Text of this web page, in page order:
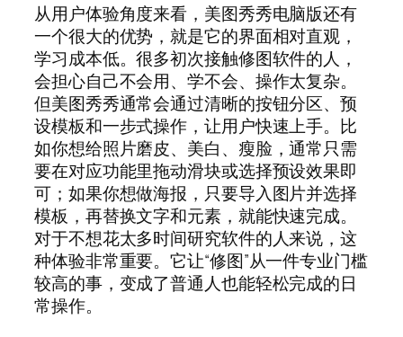
从用户体验角度来看，美图秀秀电脑版还有
一个很大的优势，就是它的界面相对直观，
学习成本低。很多初次接触修图软件的人，
会担心自己不会用、学不会、操作太复杂。
但美图秀秀通常会通过清晰的按钮分区、预
设模板和一步式操作，让用户快速上手。比
如你想给照片磨皮、美白、瘦脸，通常只需
要在对应功能里拖动滑块或选择预设效果即
可；如果你想做海报，只要导入图片并选择
模板，再替换文字和元素，就能快速完成。
对于不想花太多时间研究软件的人来说，这
种体验非常重要。它让“修图”从一件专业门槛
较高的事，变成了普通人也能轻松完成的日
常操作。